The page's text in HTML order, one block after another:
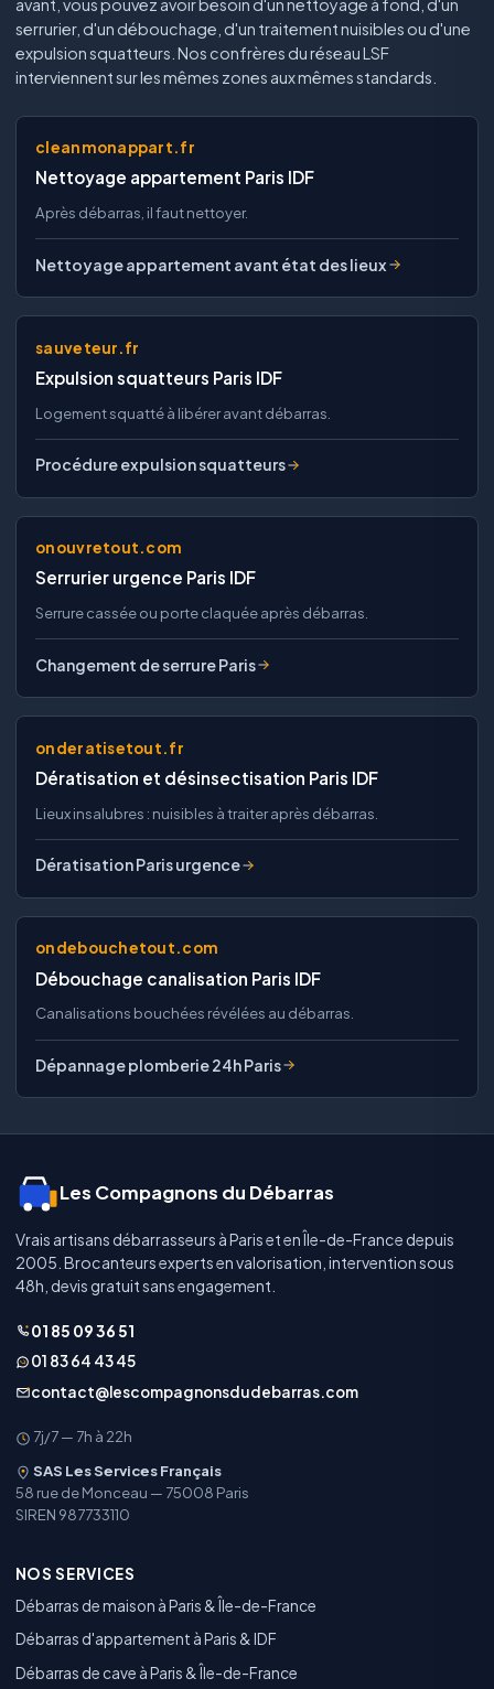
serrurier, d'un débouchage, d'un traitement nuisibles ou d'une
expulsion squatteurs. Nos confrères du réseau LSF
interviennent sur les mêmes zones aux mêmes standards.
cleanmonappart.fr
Nettoyage appartement Paris IDF
Après débarras, il faut nettoyer.
Nettoyage appartement avant état des lieux
sauveteur.fr
Expulsion squatteurs Paris IDF
Logement squatté à libérer avant débarras.
Procédure expulsion squatteurs
onouvretout.com
Serrurier urgence Paris IDF
Serrure cassée ou porte claquée après débarras.
Changement de serrure Paris
onderatisetout.fr
Dératisation et désinsectisation Paris IDF
Lieux insalubres : nuisibles à traiter après débarras.
Dératisation Paris urgence
ondebouchetout.com
Débouchage canalisation Paris IDF
Canalisations bouchées révélées au débarras.
Dépannage plomberie 24h Paris
Les Compagnons du Débarras
Vrais artisans débarrasseurs à Paris et en Île-de-France depuis
2005. Brocanteurs experts en valorisation, intervention sous
48h, devis gratuit sans engagement.
01 85 09 36 51
01 83 64 43 45
contact@lescompagnonsdudebarras.com
7j/7 — 7h à 22h
SAS Les Services Français
58 rue de Monceau — 75008 Paris
SIREN 987733110
NOS SERVICES
Débarras de maison à Paris & Île-de-France
Débarras d'appartement à Paris & IDF
Débarras de cave à Paris & Île-de-France